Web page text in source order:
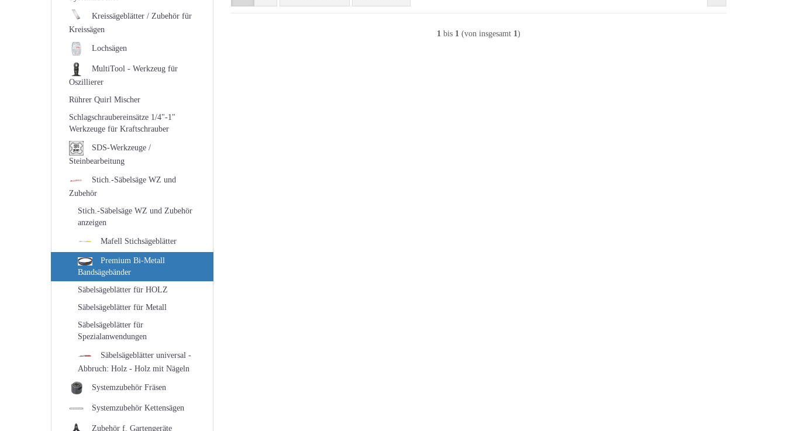
Stichsägen
1bis 1(von insgesamt 1)
Kreissägeblätter / Zubehör für
Kreissägen
Lochsägen
MultiTool - Werkzeug für
Oszillierer
Rührer Quirl Mischer
Schlagschraubereinsätze 1/4"-1"
Werkzeuge für Kraftschrauber
SDS-Werkzeuge /
Steinbearbeitung
Stich.-Säbelsäge WZ und
Zubehör
Stich.-Säbelsäge WZ und Zubehör
anzeigen
Mafell Stichsägeblätter
Premium Bi-Metall
Bandsägebänder
Säbelsägeblätter für HOLZ
Säbelsägeblätter für Metall
Säbelsägeblätter für
Spezialanwendungen
Säbelsägeblätter universal -
Abbruch: Holz - Holz mit Nägeln
Systemzubehör Fräsen
Systemzubehör Kettensägen
Zubehör f. Gartengeräte